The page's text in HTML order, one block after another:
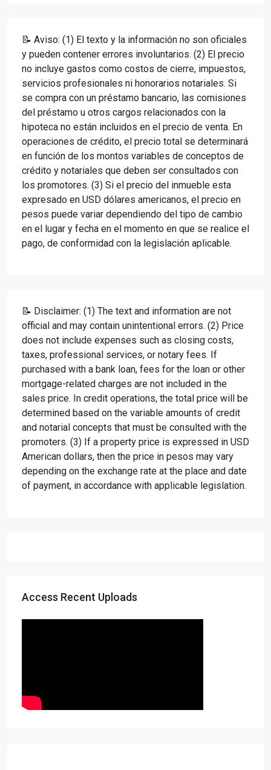
📝 Aviso: (1) El texto y la información no son oficiales
y pueden contener errores involuntarios. (2) El precio
no incluye gastos como costos de cierre, impuestos,
servicios profesionales ni honorarios notariales. Si
se compra con un préstamo bancario, las comisiones
del préstamo u otros cargos relacionados con la
hipoteca no están incluidos en el precio de venta. En
operaciones de crédito, el precio total se determinará
en función de los montos variables de conceptos de
crédito y notariales que deben ser consultados con
los promotores. (3) Si el precio del inmueble esta
expresado en USD dólares americanos, el precio en
pesos puede variar dependiendo del tipo de cambio
en el lugar y fecha en el momento en que se realice el
pago, de conformidad con la legislación aplicable.
📝 Disclaimer: (1) The text and information are not
official and may contain unintentional errors. (2) Price
does not include expenses such as closing costs,
taxes, professional services, or notary fees. If
purchased with a bank loan, fees for the loan or other
mortgage-related charges are not included in the
sales price. In credit operations, the total price will be
determined based on the variable amounts of credit
and notarial concepts that must be consulted with the
promoters. (3) If a property price is expressed in USD
American dollars, then the price in pesos may vary
depending on the exchange rate at the place and date
of payment, in accordance with applicable legislation.
Access Recent Uploads